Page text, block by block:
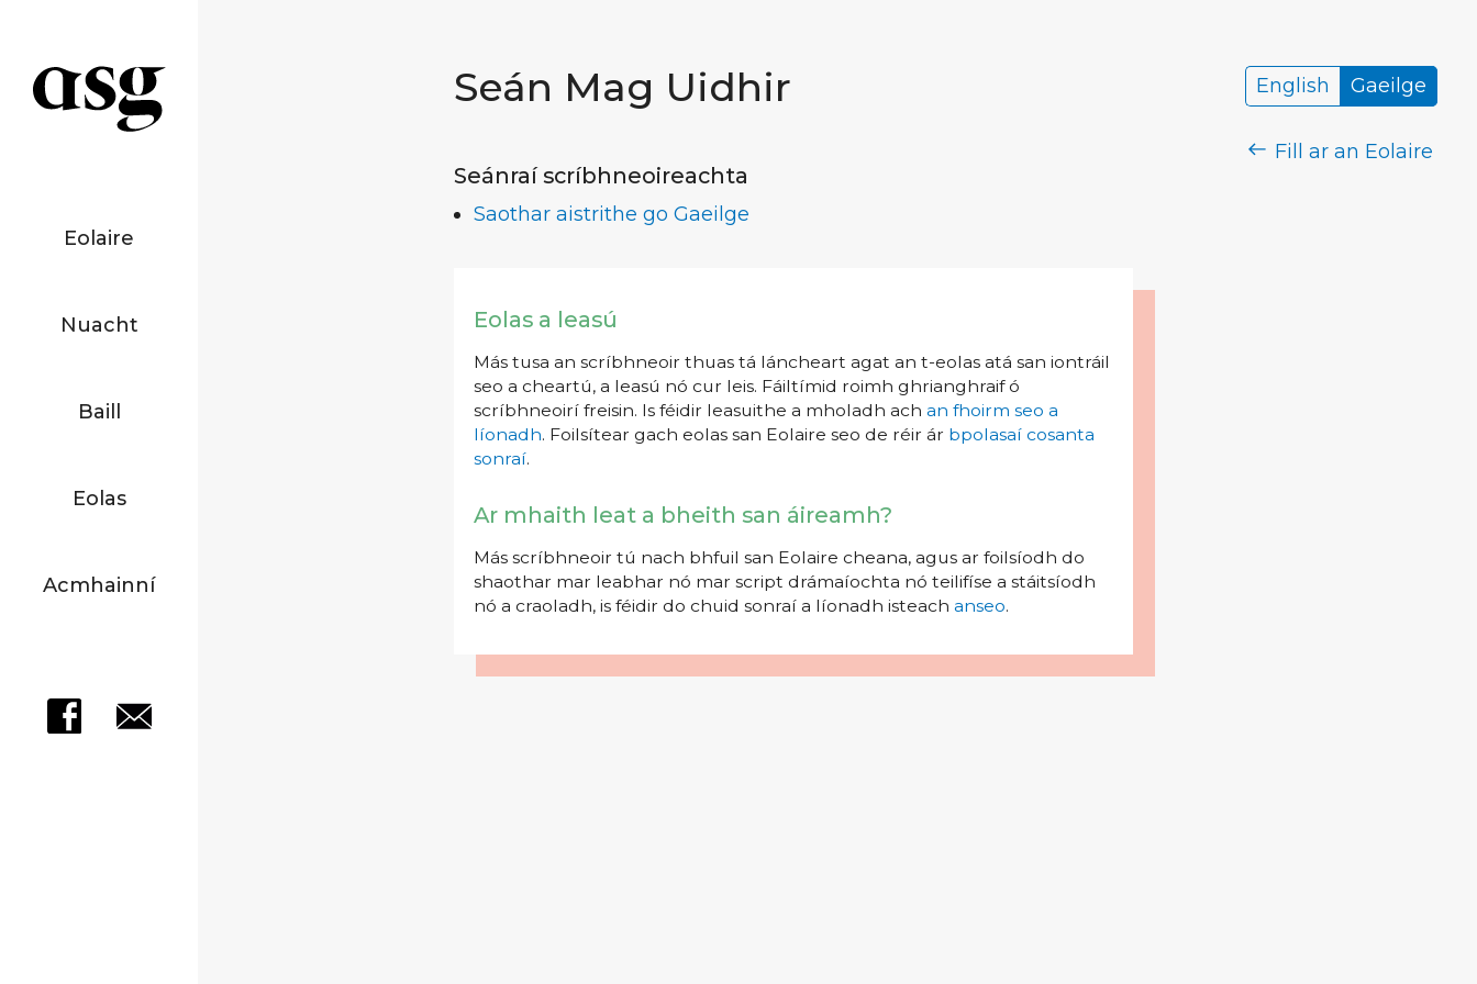
Eolaire
Nuacht
Baill
Eolas
Acmhainní
Seán Mag Uidhir English Gaeilge
Fill ar an Eolaire
Seánraí scríbhneoireachta
Saothar aistrithe go Gaeilge
Eolas a leasú
Más tusa an scríbhneoir thuas tá láncheart agat an t-eolas atá san iontráil
seo a cheartú, a leasú nó cur leis. Fáiltímid roimh ghrianghraif ó
scríbhneoirí freisin. Is féidir leasuithe a mholadh ach an fhoirm seo a
líonadh. Foilsítear gach eolas san Eolaire seo de réir ár bpolasaí cosanta
sonraí.
Ar mhaith leat a bheith san áireamh?
Más scríbhneoir tú nach bhfuil san Eolaire cheana, agus ar foilsíodh do
shaothar mar leabhar nó mar script drámaíochta nó teilifíse a stáitsíodh
nó a craoladh, is féidir do chuid sonraí a líonadh isteach anseo.